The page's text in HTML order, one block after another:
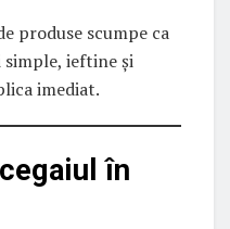
produse scumpe ca
simple, ieftine și
imediat.
în